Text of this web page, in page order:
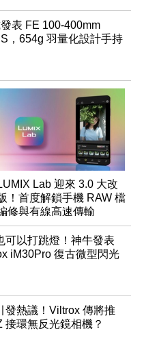
表 FE 100-400mm
，654g 羽量化設計手持
Lab 迎來 3.0 大改
！首度解鎖手機 RAW 檔
修與有線高速傳輸
可以打跳燈！神牛發表
iM30Pro 復古微型閃光
發熱議！Viltrox 傳將推
接環無反光鏡相機？